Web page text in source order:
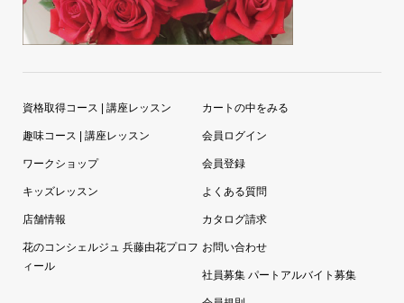
資格取得コース | 講座レッスン
趣味コース | 講座レッスン
ワークショップ
キッズレッスン
店舗情報
花のコンシェルジュ 兵藤由花プロフ
カートの中をみる
会員ログイン
よくある質問
カタログ請求
お問い合わせ
社員募集 パートアルバイト募集